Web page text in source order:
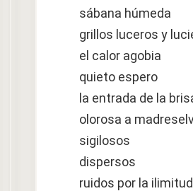
sábana húmeda
grillos luceros y
el calor agobia
quieto espero
la entrada de la
olorosa a
sigilosos
dispersos
ruidos por la ilimitud